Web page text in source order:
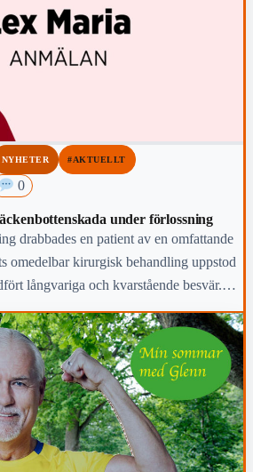
NYHETER #AKTUELLT
0
under förlossning
drabbades en patient av en omfattande
omedelbar kirurgisk behandling uppstod
långvariga och kvarstående besvär.
händelsen för prövning enligt lex